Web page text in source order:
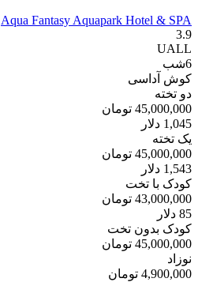
Aqua Fantasy Aquapark Hotel & SPA
3.9
UALL
6شب
کوش آداسی
دو تخته
45,000,000 تومان
1,045 دلار
یک تخته
45,000,000 تومان
1,543 دلار
کودک با تخت
43,000,000 تومان
85 دلار
کودک بدون تخت
45,000,000 تومان
نوزاد
4,900,000 تومان